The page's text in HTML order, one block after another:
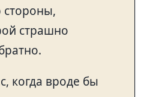
стороны,
страшно
когда вроде бы